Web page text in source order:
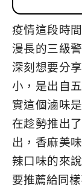
疫情這段時
漫長的三級
深刻想要分
小，是出自
實這個滷味
在趁勢推出
出，香麻美
辣口味的來
要推薦給同